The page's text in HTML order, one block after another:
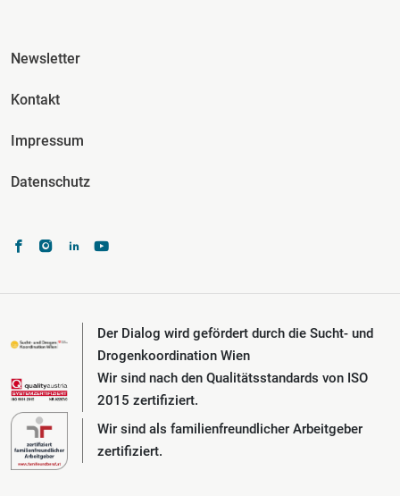
Fusszeile Spalte 3
Newsletter
Kontakt
Impressum
Datenschutz
Der Dialog wird gefördert durch die Sucht- und
Drogenkoordination Wien
Wir sind nach den Qualitätsstandards von ISO
2015 zertifiziert.
Wir sind als familienfreundlicher Arbeitgeber
zertifiziert.